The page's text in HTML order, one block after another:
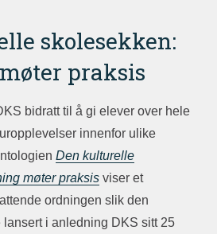
skolesekken:
praksis
bidratt til å gi elever over hele
innenfor ulike
Den kulturelle
møter praksis viser et
ordningen slik den
lansert i anledning DKS sitt 25